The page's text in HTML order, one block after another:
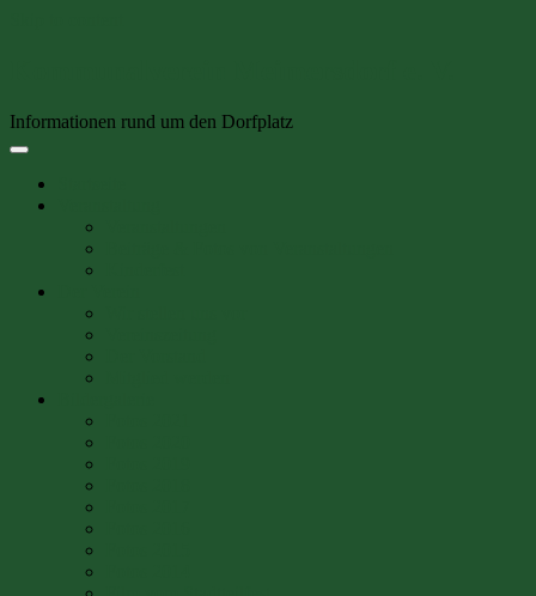
Informationen rund um den Dorfplatz